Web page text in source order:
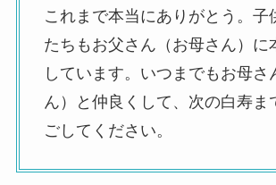
これまで本当にありがとう。子
たちもお父さん（お母さん）に
しています。いつまでもお母さ
ん）と仲良くして、次の白寿ま
ごしてください。